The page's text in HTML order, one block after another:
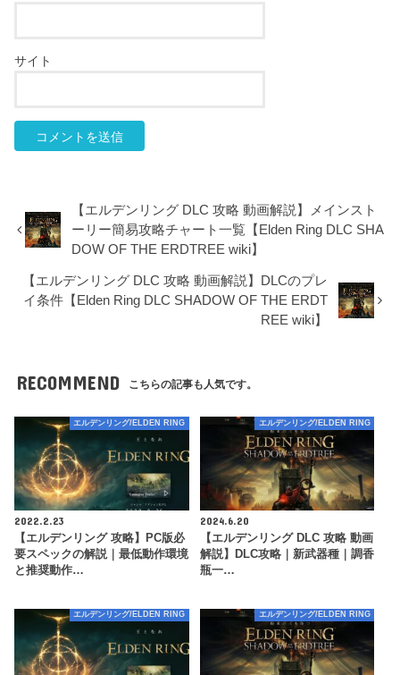
サイト
【エルデンリング DLC 攻略 動画解説】メインスト
ーリー簡易攻略チャート一覧【Elden Ring DLC SHA
DOW OF THE ERDTREE wiki】
【エルデンリング DLC 攻略 動画解説】DLCのプレ
イ条件【Elden Ring DLC SHADOW OF THE ERDT
REE wiki】
RECOMMEND こちらの記事も人気です。
エルデンリング/ELDEN RING
2022.2.23
【エルデンリング 攻略】PC版必
要スペックの解説｜最低動作環境
と推奨動作…
エルデンリング/ELDEN RING
2024.6.20
【エルデンリング DLC 攻略 動画
解説】DLC攻略｜新武器種｜調香
瓶一…
エルデンリング/ELDEN RING エルデンリング/ELDEN RING